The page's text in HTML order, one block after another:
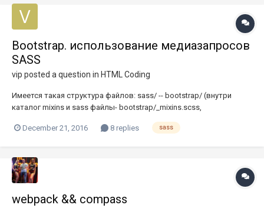
Bootstrap. использование медиазапросов
SASS
vip posted a question in HTML Coding
Имеется такая структура файлов: sass/ -- bootstrap/ (внутри
каталог mixins и sass файлы- bootstrap/_mixins.scss,
_bootstrap.scss -- main.scss содержание файла main.scss: @import
December 21, 2016 8 replies sass
webpack && compass